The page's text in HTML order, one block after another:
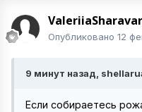
Опубликовано 12
9 минут назад,
Если собираетесь